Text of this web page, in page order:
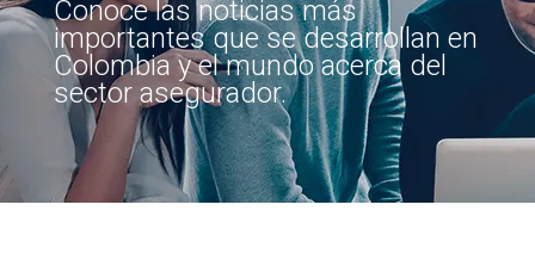
Conoce las noticias más
importantes que se desarrollan en
Colombia y el mundo acerca del
sector asegurador.